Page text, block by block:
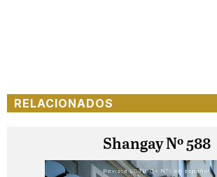
RELACIONADOS
Shangay Nº 588